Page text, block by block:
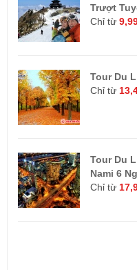
Trượt
Chỉ từ
Tour Du
Chỉ từ
Tour Du
Nami 6
Chỉ từ